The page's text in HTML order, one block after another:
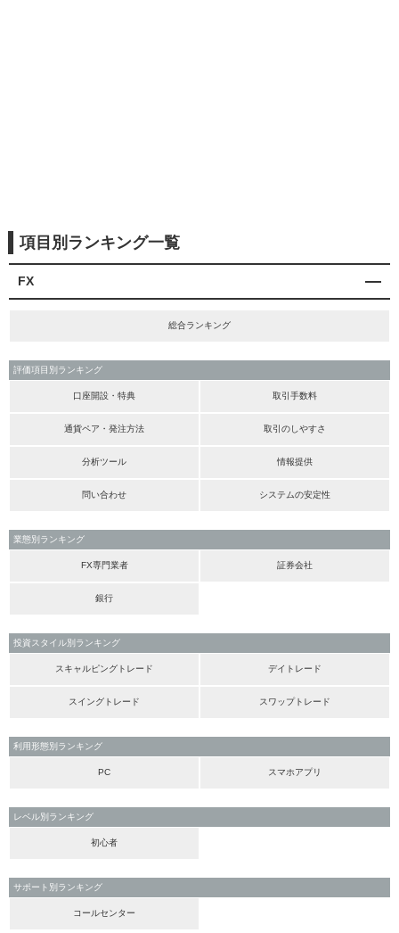
項目別ランキング一覧
FX
総合ランキング
評価項目別ランキング
口座開設・特典 取引手数料
通貨ペア・発注方法 取引のしやすさ
分析ツール 情報提供
問い合わせ システムの安定性
業態別ランキング
FX専門業者 証券会社
銀行
投資スタイル別ランキング
スキャルピングトレード デイトレード
スイングトレード スワップトレード
利用形態別ランキング
PC スマホアプリ
レベル別ランキング
初心者
サポート別ランキング
コールセンター